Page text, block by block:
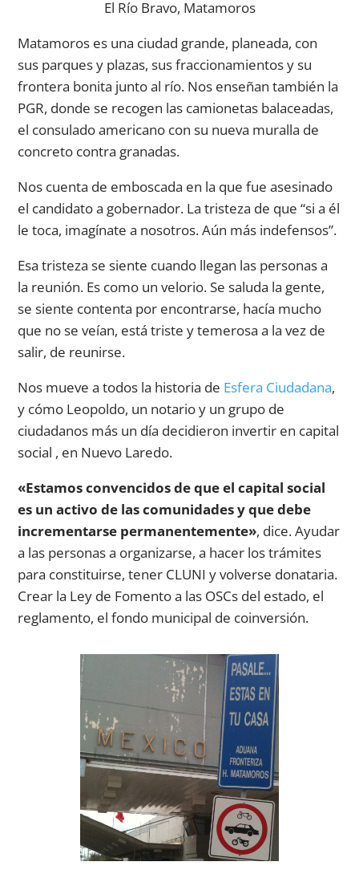
El Río Bravo, Matamoros
Matamoros es una ciudad grande, planeada, con
sus parques y plazas, sus fraccionamientos y su
frontera bonita junto al río. Nos enseñan también la
PGR, donde se recogen las camionetas balaceadas,
el consulado americano con su nueva muralla de
concreto contra granadas.
Nos cuenta de emboscada en la que fue asesinado
el candidato a gobernador. La tristeza de que “si a él
le toca, imagínate a nosotros. Aún más indefensos”.
Esa tristeza se siente cuando llegan las personas a
la reunión. Es como un velorio. Se saluda la gente,
se siente contenta por encontrarse, hacía mucho
que no se veían, está triste y temerosa a la vez de
salir, de reunirse.
Nos mueve a todos la historia de Esfera Ciudadana,
y cómo Leopoldo, un notario y un grupo de
ciudadanos más un día decidieron invertir en capital
social , en Nuevo Laredo.
«Estamos convencidos de que el capital social
es un activo de las comunidades y que debe
incrementarse permanentemente», dice. Ayudar
a las personas a organizarse, a hacer los trámites
para constituirse, tener CLUNI y volverse donataria.
Crear la Ley de Fomento a las OSCs del estado, el
reglamento, el fondo municipal de coinversión.